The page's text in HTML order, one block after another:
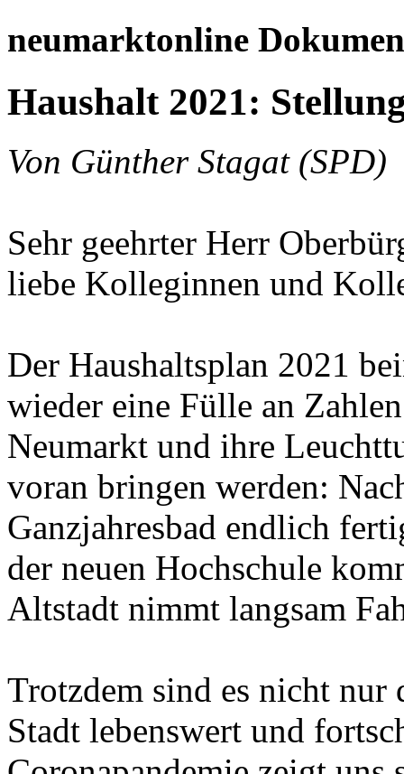
neumarktonline
Haushalt 2021:
Von Günther Stagat (SPD)
Sehr geehrter Herr
liebe Kolleginnen und
Der Haushaltsplan 2021
wieder eine Fülle an
Neumarkt und ihre
voran bringen werden:
Ganzjahresbad endlich
der neuen Hochschule
Altstadt nimmt langsam
Trotzdem sind es nicht nur
Stadt lebenswert und